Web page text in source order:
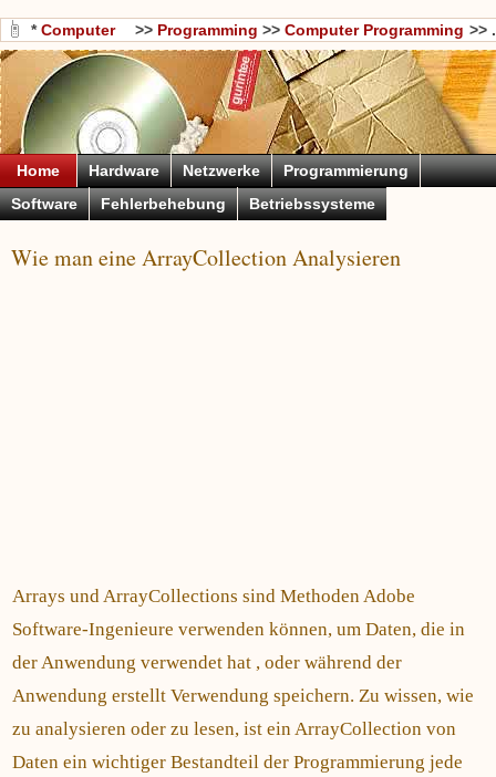
*Computer
Wissen
>> Programming >>Computer Programming
Languages
>> .
Home Hardware Netzwerke
Programmierung
Software
Fehlerbehebung Betriebssysteme
Wie man eine ArrayCollection Analysieren
Arrays und ArrayCollections sind Methoden Adobe
Software-Ingenieure verwenden können, um Daten, die in
der Anwendung verwendet hat , oder während der
Anwendung erstellt Verwendung speichern. Zu wissen, wie
zu analysieren oder zu lesen, ist ein ArrayCollection von
Daten ein wichtiger Bestandteil der Programmierung jede